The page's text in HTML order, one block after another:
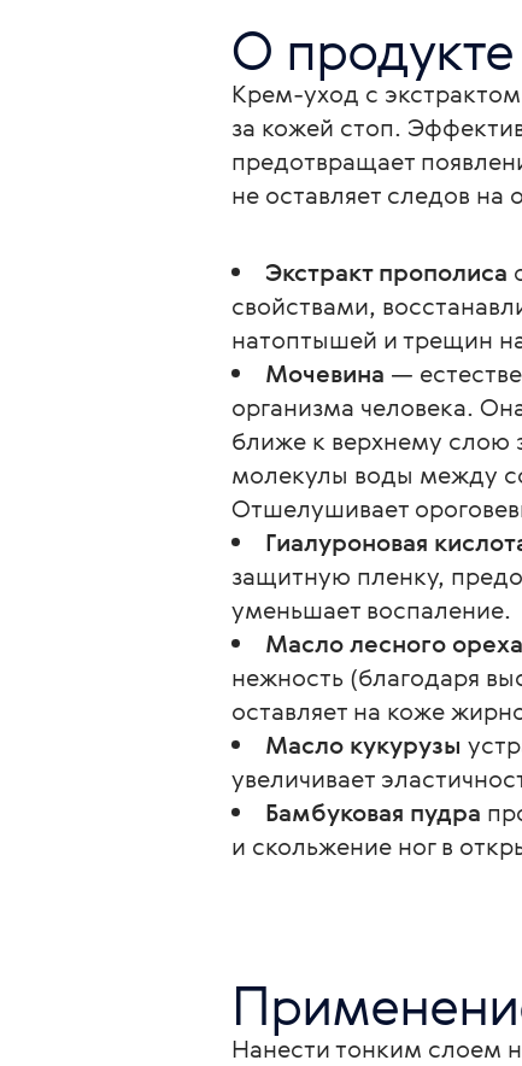
О продукте
Крем-уход с
за кожей стоп.
предотвращает
не оставляет следов на
Экстракт прополиса
свойствами,
натоптышей и трещин
Мочевина —
организма человека.
ближе к верхнему слою
молекулы воды между
Отшелушивает
Гиалуроновая
защитную пленку,
уменьшает воспаление.
Масло лесного ореха
нежность (благодаря
оставляет на коже
Масло кукурузы
увеличивает
Бамбуковая пудра
и скольжение ног в
Нанести тонким слоем